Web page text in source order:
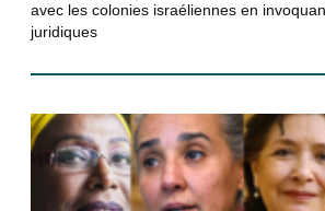
avec les colonies israéliennes en
juridiques